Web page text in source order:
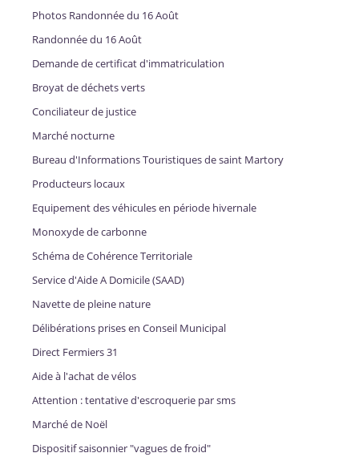
Photos Randonnée du 16 Août
Randonnée du 16 Août
Demande de certificat d'immatriculation
Broyat de déchets verts
Conciliateur de justice
Marché nocturne
Bureau d'Informations Touristiques de saint Martory
Producteurs locaux
Equipement des véhicules en période hivernale
Monoxyde de carbonne
Schéma de Cohérence Territoriale
Service d'Aide A Domicile (SAAD)
Navette de pleine nature
Délibérations prises en Conseil Municipal
Direct Fermiers 31
Aide à l'achat de vélos
Attention : tentative d'escroquerie par sms
Marché de Noël
Dispositif saisonnier "vagues de froid"